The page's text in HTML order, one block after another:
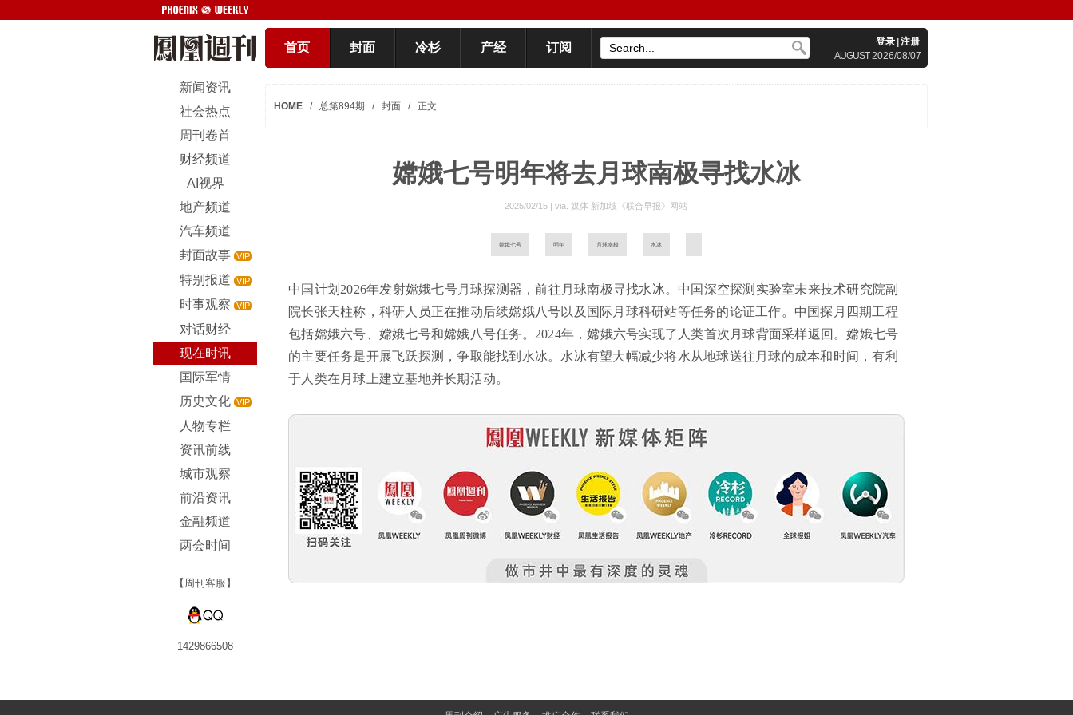
首页 封面 冷杉 产经 订阅 登录 注册
AUGUST2026/08/07
新闻资讯
社会热点
周刊卷首
财经频道
AI视界
地产频道
汽车频道
封面故事 VIP
特别报道 VIP
时事观察 VIP
对话财经
现在时讯
国际军情
历史文化 VIP
人物专栏
资讯前线
城市观察
前沿资讯
金融频道
两会时间
【周刊客服】
1429866508
HOME / 总第894期 / 封面 / 正文
嫦娥七号明年将去月球南极寻找水冰
2025/02/15 | via. 媒体 新加坡《联合早报》网站
嫦娥七号 明年 月球南极 水冰
中国计划2026年发射嫦娥七号月球探测器，前往月球南极寻找水冰。中国深空探测实验室未来技术研究院副
院长张天柱称，科研人员正在推动后续嫦娥八号以及国际月球科研站等任务的论证工作。中国探月四期工程
包括嫦娥六号、嫦娥七号和嫦娥八号任务。2024年，嫦娥六号实现了人类首次月球背面采样返回。嫦娥七号
的主要任务是开展飞跃探测，争取能找到水冰。水冰有望大幅减少将水从地球送往月球的成本和时间，有利
于人类在月球上建立基地并长期活动。